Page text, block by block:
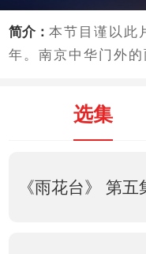
简介：本节目谨以此
年。南京中华门外
选集
《雨花台》 第